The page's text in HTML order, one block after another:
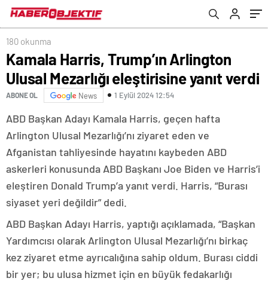
180 okunma
Kamala Harris, Trump’ın Arlington
Ulusal Mezarlığı eleştirisine yanıt verdi
ABONE OL News 1 Eylül 2024 12:54
ABD Başkan Adayı Kamala Harris, geçen hafta
Arlington Ulusal Mezarlığı’nı ziyaret eden ve
Afganistan tahliyesinde hayatını kaybeden ABD
askerleri konusunda ABD Başkanı Joe Biden ve Harris’i
eleştiren Donald Trump’a yanıt verdi. Harris, “Burası
siyaset yeri değildir” dedi.
ABD Başkan Adayı Harris, yaptığı açıklamada, “Başkan
Yardımcısı olarak Arlington Ulusal Mezarlığı’nı birkaç
kez ziyaret etme ayrıcalığına sahip oldum. Burası ciddi
bir yer; bu ulusa hizmet için en büyük fedakarlığı